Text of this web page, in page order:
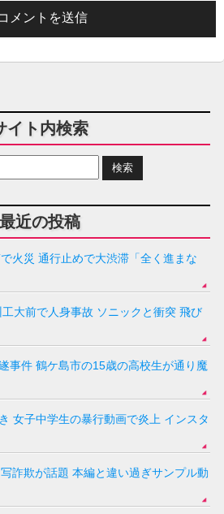
イト内検索
最近の投稿
火災 通行止めで大渋滞「全く進まな
大前で人身事故 ソニックと衝突 飛び
事件 鶴ケ島市の15歳の高校生が通り魔
女子中学生の暴行動画で炎上 インスタ
詐欺が話題 本編と違い過ぎサンプル動